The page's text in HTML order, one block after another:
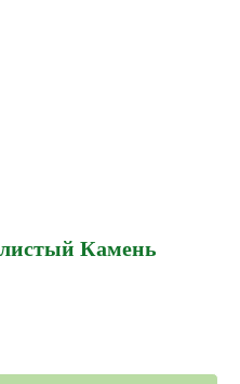
Камень